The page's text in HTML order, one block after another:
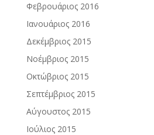
Φεβρουάριος 2016
Ιανουάριος 2016
Δεκέμβριος 2015
Νοέμβριος 2015
Οκτώβριος 2015
Σεπτέμβριος 2015
Αύγουστος 2015
Ιούλιος 2015